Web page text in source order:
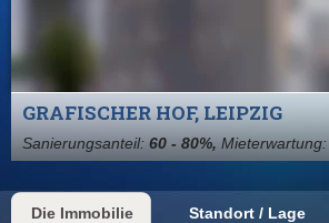
GRAFISCHER HOF, LEIPZIG
Sanierungsanteil: 60 - 80%, Mieterwartung:
Die Immobilie Standort / Lage